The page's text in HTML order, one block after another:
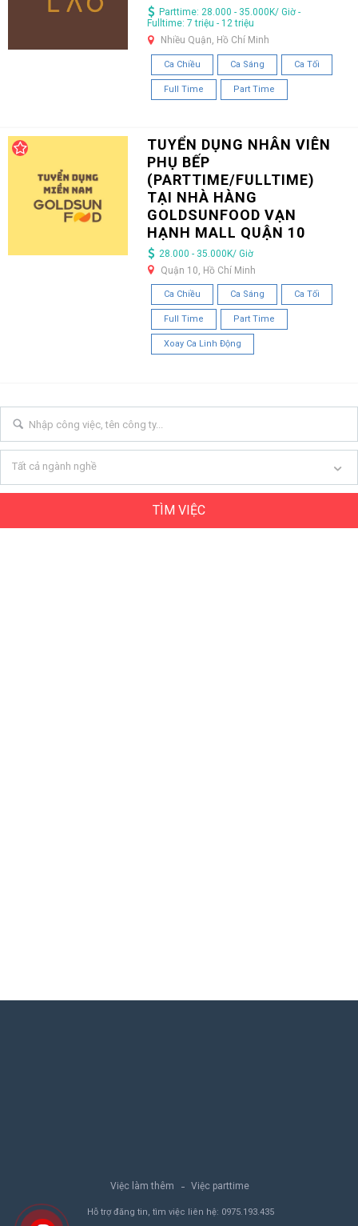
Parttime: 28.000 - 35.000K/ Giờ -
Fulltime: 7 triệu - 12 triệu
Nhiều Quận, Hồ Chí Minh
Ca Chiều Ca Sáng Ca Tối
Full Time Part Time
TUYỂN DỤNG NHÂN VIÊN
PHỤ BẾP
(PARTTIME/FULLTIME)
TẠI NHÀ HÀNG
GOLDSUNFOOD VẠN
HẠNH MALL QUẬN 10
28.000 - 35.000K/ Giờ
Quận 10, Hồ Chí Minh
Ca Chiều Ca Sáng Ca Tối
Full Time Part Time
Xoay Ca Linh Động
Tất cả ngành nghề
Việc làm thêm Việc parttime
Hỗ trợ đăng tin, tìm việc liên hệ: 0975.193.435